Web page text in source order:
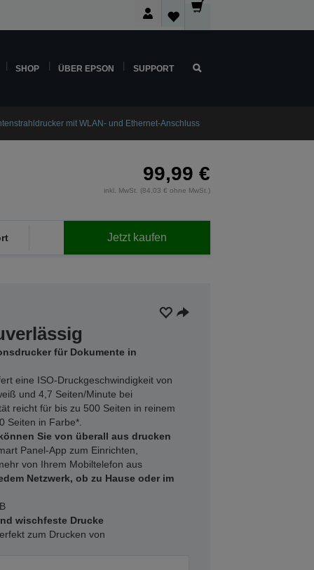
SHOP ÜBER EPSON SUPPORT
mit WLAN- und Ethernet-Anschluss
99,99 €
inkl. MwSt. (84,03 € ohne MwSt.)
Jetzt kaufen
für Dokumente in
eine ISO-Druckgeschwindigkeit von
und 4,7 Seiten/Minute bei
reicht für bis zu 500 Seiten in reinem
Seiten in Farbe*.
Sie von überall aus drucken
Panel-App zum Einrichten,
von Ihrem Mobiltelefon aus
Netzwerk, ob zu Hause oder im
wischfeste Drucke
zum Drucken von